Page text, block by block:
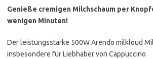
Genieße cremigen Milchschaum per
wenigen Minuten!
Der leistungsstarke 500W Arendo milkloud
insbesondere für Liebhaber von Cappuccino